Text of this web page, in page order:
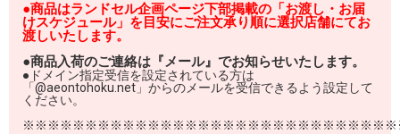
●商品はランドセル企画ページ下部掲載の「お渡し・お届
けスケジュール」を目安にご注文承り順に選択店舗にてお
渡しいたします。
●商品入荷のご連絡は『メール』でお知らせいたします。
●ドメイン指定受信を設定されている方は
「@aeontohoku.net」からのメールを受信できるよう設定して
ください。